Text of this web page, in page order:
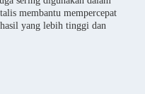
membantu mempercepat
yang lebih tinggi dan